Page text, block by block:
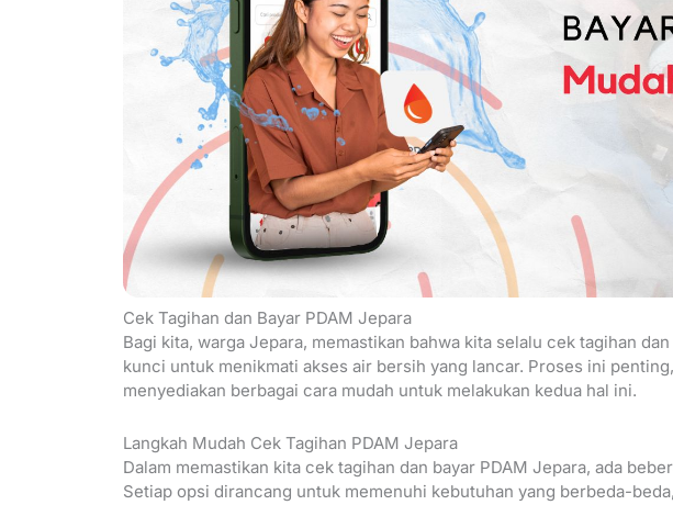
Cek Tagihan dan Bayar PDAM Jepara
Bagi kita, warga Jepara, memastikan bahwa kita selalu cek tagihan
kunci untuk menikmati akses air bersih yang lancar. Proses ini
menyediakan berbagai cara mudah untuk melakukan kedua hal ini.
Langkah Mudah Cek Tagihan PDAM Jepara
Dalam memastikan kita cek tagihan dan bayar PDAM Jepara, ada
Setiap opsi dirancang untuk memenuhi kebutuhan yang berbeda-